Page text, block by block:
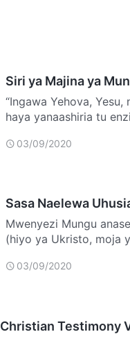
Siri ya Majina ya
“Ingawa Yehova,
haya yanaashiria tu
03/09/2020
Sasa Naelewa
Mwenyezi Mungu
(hiyo ya Ukristo, moja
03/09/2020
Christian Testimony